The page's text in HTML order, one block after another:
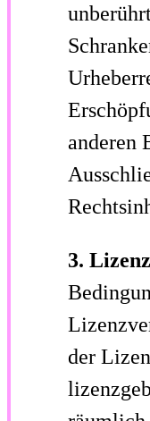
anderen
3.
der